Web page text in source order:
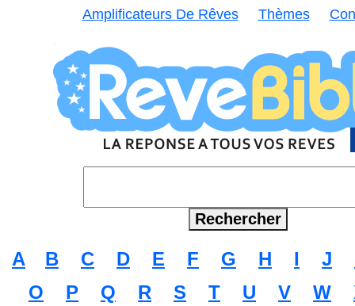
Amplificateurs De Rêves Thèmes
A B C D E F G H I J
O
P Q R S T U V W